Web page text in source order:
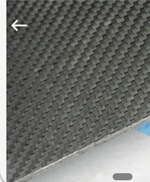
HUIS
PRODUCTEN
ONGEVEER
ONS
2026
SHANGHAI
LIJIN
IMP.&EXP.
CO.,LTD.
Rights
Reserved.